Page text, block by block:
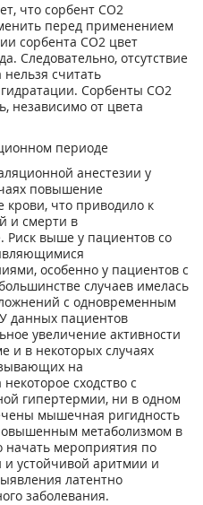
что сорбент СО2
перед применением
сорбента СО2 цвет
Следовательно, отсутствие
считать
Сорбенты СО2
независимо от цвета
периоде
анестезии у
повышение
крови, что приводило к
и смерти в
Риск выше у пациентов со
особенно у пациентов с
случаев имелась
с одновременным
данных пациентов
увеличение активности
и в некоторых случаях
на
сходство с
гипертермии, ни в одном
мышечная ригидность
метаболизмом в
мероприятия по
устойчивой аритмии и
латентно
заболевания.